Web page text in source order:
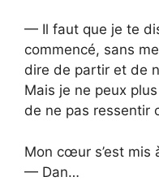
— Il faut que je te
commencé, sans
dire de partir et de
Mais je ne peux
de ne pas ressentir
Mon cœur s’est mis
— Dan…